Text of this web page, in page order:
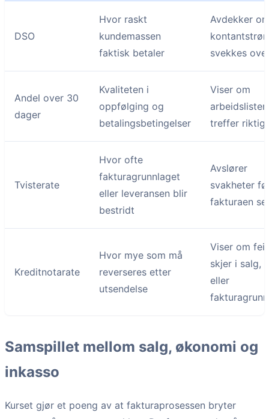
DSO
Hvor raskt
kundemassen
faktisk betaler
Avdekker
svekkes
Andel over 30
dager
Kvaliteten i
oppfølging og
betalingsbetingelser
Viser om
treffer riktig
Tvisterate
Hvor ofte
fakturagrunnlaget
eller leveransen blir
bestridt
Avslører
svakheter
fakturaen
Kreditnotarate
Hvor mye som må
reverseres etter
utsendelse
Viser om feil
skjer i salg,
eller
Samspillet mellom salg, økonomi og
inkasso
Kurset gjør et poeng av at fakturaprosessen bryter